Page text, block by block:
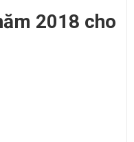
2018 cho